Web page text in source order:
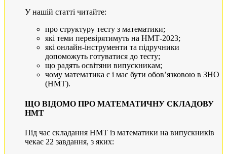
У нашій статті читайте:
про структуру тесту з математики;
які теми перевірятимуть на НМТ-2023;
які онлайн-інструменти та підручники
допоможуть готуватися до тесту;
що радять освітяни випускникам;
чому математика є і має бути обов’язковою в ЗНО
(НМТ).
ЩО ВІДОМО ПРО МАТЕМАТИЧНУ СКЛАДОВУ
НМТ
Під час складання НМТ із математики на випускників
чекає 22 завдання, з яких: